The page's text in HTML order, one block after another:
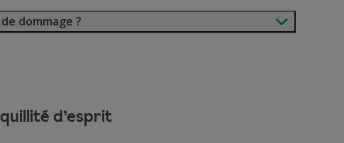
dommage ?
d’esprit